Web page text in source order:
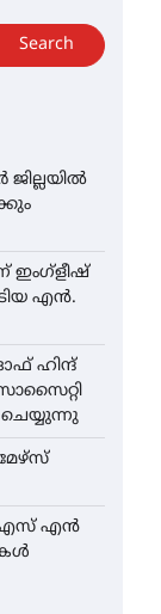
Search
ഇംഗ്ളീഷ്
എൻ.
ഹിന്ദ്
ചെയ്യുന്നു
എസ് എൻ